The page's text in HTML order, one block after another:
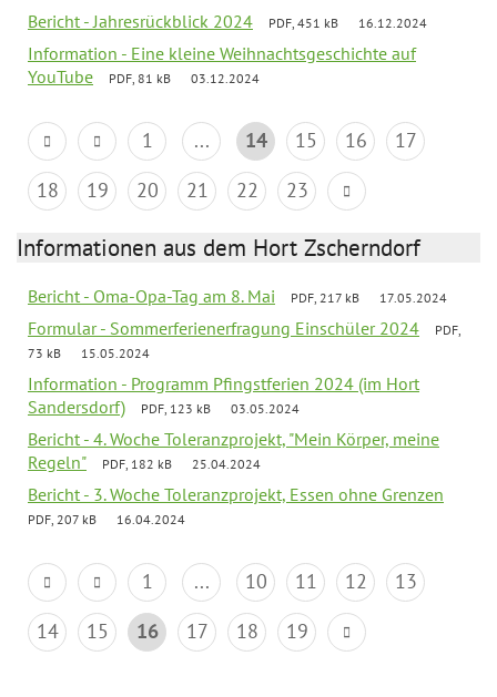
Bericht - Jahresrückblick 2024 PDF, 451 kB 16.12.2024
Information - Eine kleine Weihnachtsgeschichte auf
YouTube
PDF, 81 kB 03.12.2024
1 ... 14 15 16
17
18
19 20 21 22 23
Informationen aus dem Hort Zscherndorf
Bericht - Oma-Opa-Tag am 8. Mai PDF, 217 kB 17.05.2024
Formular - Sommerferienerfragung Einschüler 2024
PDF,
73 kB
15.05.2024
Information - Programm Pfingstferien 2024 (im Hort
Sandersdorf)
PDF, 123 kB 03.05.2024
Bericht - 4. Woche Toleranzprojekt, "Mein Körper, meine
Regeln"
PDF, 182 kB 25.04.2024
Bericht - 3. Woche Toleranzprojekt, Essen ohne Grenzen
PDF, 207 kB 16.04.2024
1 ... 10 11 12
13
14
15 16 17 18 19